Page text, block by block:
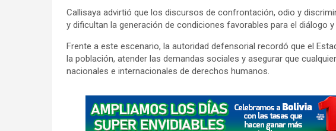
Callisaya advirtió que los discursos de confrontación, odio y
y dificultan la generación de condiciones favorables para el diálogo
Frente a este escenario, la autoridad defensorial recordó que el
la población, atender las demandas sociales y asegurar que
nacionales e internacionales de derechos humanos.